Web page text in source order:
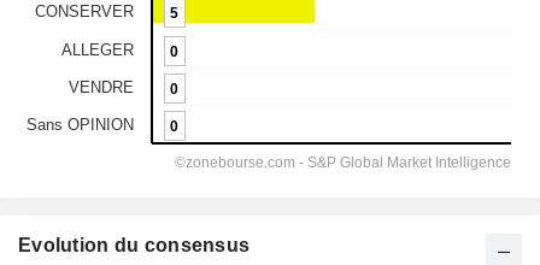
Evolution du consensus